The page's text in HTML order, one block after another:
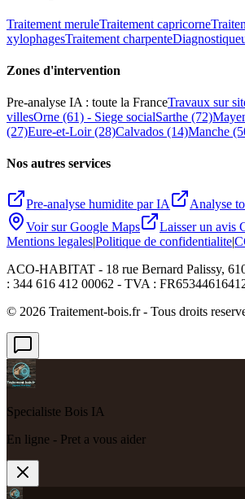
Traitement meruleTraitement capricorne
xylophagesTraitement charpente
Zones d'intervention
Pre-analyse IA : toute la FranceTravaux sur
villesOrne (61) - Siege socialSarthe (72)
(27)Eure-et-Loir (28)Calvados (14)Manche
Nos autres services
Pre-analyse humidite par IA
Analyse
Voir sur Google Maps
Laisser un avis
Mentions legales|Politique de confidentialite|
ACO-HABITAT - 18 rue Bernard Palissy,
: 344 616 412 00062 - TVA :
© 2026 Traitement-bois.fr - Tous droits
Specialiste Bois IA
En ligne - Pret a vous aider